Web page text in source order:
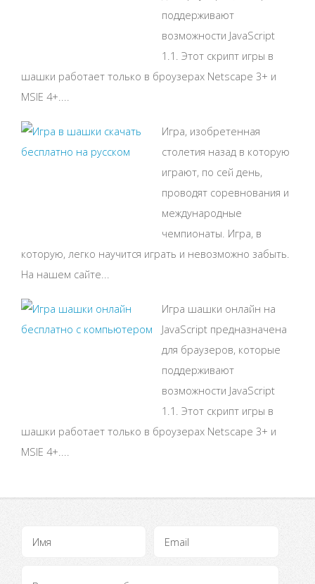
поддерживают
возможности JavaScript
1.1. Этот скрипт игры в
шашки работает только в броузерах Netscape 3+ и
MSIE 4+....
Игра, изобретенная
столетия назад в которую
играют, по сей день,
проводят соревнования и
международные
чемпионаты. Игра, в
которую, легко научится играть и невозможно забыть.
На нашем сайте...
Игра шашки онлайн на
JavaScript предназначена
для браузеров, которые
поддерживают
возможности JavaScript
1.1. Этот скрипт игры в
шашки работает только в броузерах Netscape 3+ и
MSIE 4+....